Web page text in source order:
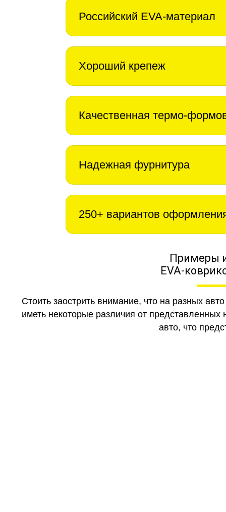
Российский EVA-материал
Хороший крепеж
Качественная термо-
Надежная фурнитура
250+ вариантов
Примеры
EVA-
Стоить заострить внимание, что на разных
иметь некоторые различия от
авто, что